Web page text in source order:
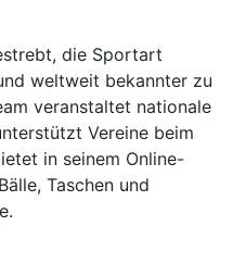
die Sportart
weltweit bekannter zu
veranstaltet nationale
Vereine beim
in seinem Online-
Taschen und